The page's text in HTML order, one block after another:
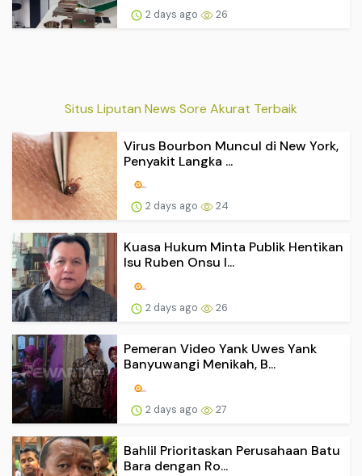
2 days ago 26
Situs Liputan News Sore Akurat Terbaik
Virus Bourbon Muncul di New York,
Penyakit Langka ...
2 days ago 24
Kuasa Hukum Minta Publik Hentikan
Isu Ruben Onsu I...
2 days ago 26
Pemeran Video Yank Uwes Yank
Banyuwangi Menikah, B...
2 days ago 27
Bahlil Prioritaskan Perusahaan Batu
Bara dengan Ro...